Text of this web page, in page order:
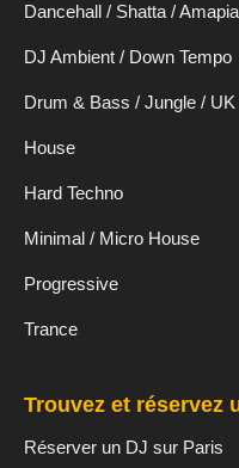
Dancehall / Shatta /
DJ Ambient / Down Tempo
Drum & Bass / Jungle / UK
House
Hard Techno
Minimal / Micro House
Progressive
Trance
Trouvez et réservez
Réserver un DJ sur Paris